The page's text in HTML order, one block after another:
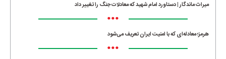
میراث ماندگار | دستاورد امام شهید که معادلات جنگ را تغییر داد
•••
هرمز؛ معادله‌ای که با امنیت ایران تعریف می‌شود
•••